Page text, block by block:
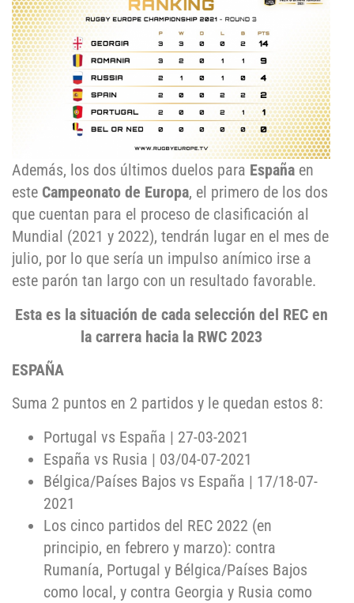
Además, los dos últimos duelos para España en
este Campeonato de Europa, el primero de los dos
que cuentan para el proceso de clasificación al
Mundial (2021 y 2022), tendrán lugar en el mes de
julio, por lo que sería un impulso anímico irse a
este parón tan largo con un resultado favorable.
Esta es la situación de cada selección del REC en
la carrera hacia la RWC 2023
ESPAÑA
Suma 2 puntos en 2 partidos y le quedan estos 8:
Portugal vs España | 27-03-2021
España vs Rusia | 03/04-07-2021
Bélgica/Países Bajos vs España | 17/18-07-
2021
Los cinco partidos del REC 2022 (en
principio, en febrero y marzo): contra
Rumanía, Portugal y Bélgica/Países Bajos
como local, y contra Georgia y Rusia como